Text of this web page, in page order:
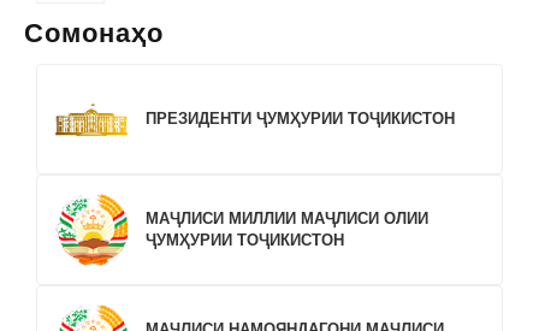
Сомонаҳо
ПРЕЗИДЕНТИ ҶУМҲУРИИ ТОҶИКИСТОН
МАҶЛИСИ МИЛЛИИ МАҶЛИСИ ОЛИИ
ҶУМҲУРИИ ТОҶИКИСТОН